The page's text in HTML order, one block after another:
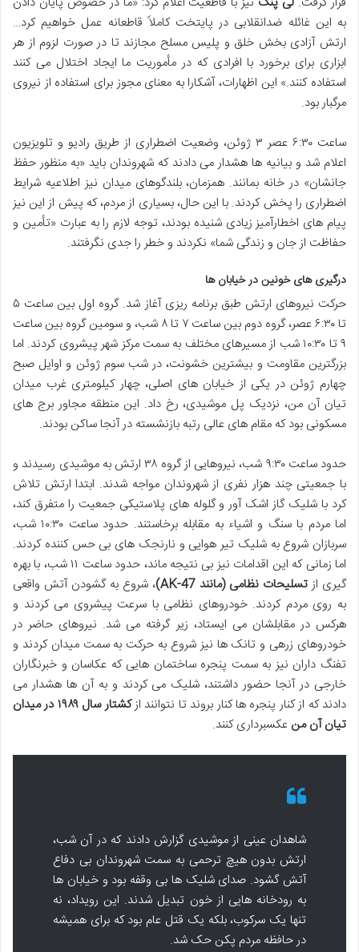
به این غائله ضدانقلابی در پایتخت کاملاً قاطعانه عمل خواهیم کرد…
ارتش آزادی بخش خلق و پلیس مسلح مجازند تا در صورت لزوم از هر
ابزاری برای برخورد با افرادی که در مأموریت ما ایجاد اختلال می کنند
استفاده کنند.» این اظهارات، آشکارا به معنای مجوز برای استفاده از نیروی
مرگبار بود.
ساعت ۶:۳۰ عصر ۳ ژوئن، وضعیت اضطراری از طریق رادیو و تلویزیون
اعلام شد و بیانیه ها هشدار می دادند که شهروندان باید «به منظور حفظ
جانشان» در خانه بمانند. همزمان، بلندگوهای میدان نیز اطلاعیه شرایط
اضطراری را پخش کردند. با این حال، بسیاری از مردم، که پیش از این نیز
پیام های اخطارآمیز زیادی شنیده بودند، توجه لازم را به عبارت «تأمین و
حفاظت از جان و زندگی شما» نکردند و خطر را جدی نگرفتند.
درگیری های خونین در خیابان ها
حرکت نیروهای ارتش طبق برنامه ریزی آغاز شد. گروه اول بین ساعت ۵
تا ۶:۳۰ عصر، گروه دوم بین ساعت ۷ تا ۸ شب، و سومین گروه بین ساعت
۹ تا ۱۰:۳۰ شب از مسیرهای مختلف به سمت مرکز شهر پیشروی کردند. اما
بزرگترین مقاومت و بیشترین خشونت، در شب سوم ژوئن و اوایل صبح
چهارم ژوئن در یکی از خیابان های اصلی، چهار کیلومتری غرب میدان
تیان آن من، نزدیک پل موشیدی، رخ داد. این منطقه مجاور برج های
مسکونی بود که مقام های عالی رتبه بازنشسته در آنجا ساکن بودند.
حدود ساعت ۹:۳۰ شب، نیروهایی از گروه ۳۸ ارتش به موشیدی رسیدند و
با جمعیتی چند هزار نفری از شهروندان مواجه شدند. ابتدا ارتش تلاش
کرد با شلیک گاز اشک آور و گلوله های پلاستیکی جمعیت را متفرق کند،
اما مردم با سنگ و اشیاء به مقابله برخاستند. حدود ساعت ۱۰:۳۰ شب،
سربازان شروع به شلیک تیر هوایی و نارنجک های بی حس کننده کردند.
اما زمانی که این اقدامات نیز بی نتیجه ماند، حدود ساعت ۱۱ شب، با بهره
گیری ازتسلیحات نظامی (مانند AK-47)
، شروع به گشودن آتش واقعی
به روی مردم کردند. خودروهای نظامی با سرعت پیشروی می کردند و
هرکس در مقابلشان می ایستاد، زیر گرفته می شد. نیروهای حاضر در
خودروهای زرهی و تانک ها نیز شروع به حرکت به سمت میدان کردند و
تفنگ داران نیز به سمت پنجره ساختمان هایی که عکاسان و خبرنگاران
خارجی در آنجا حضور داشتند، شلیک می کردند و به آن ها هشدار می
دادند که از کنار پنجره ها کنار بروند تا نتوانند از
کشتار سال ۱۹۸۹ در میدان
تیان آن من عکسبرداری کنند.
شاهدان عینی از موشیدی گزارش دادند که در آن شب،
ارتش بدون هیچ ترحمی به سمت شهروندان بی دفاع
آتش گشود. صدای شلیک ها بی وقفه بود و خیابان ها
به رودخانه هایی از خون تبدیل شدند. این رویداد، نه
تنها یک سرکوب، بلکه یک قتل عام بود که برای همیشه
در حافظه مردم پکن حک شد.